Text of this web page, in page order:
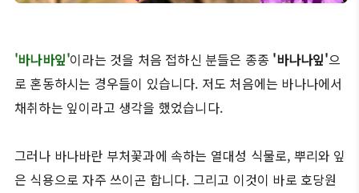
'바나바잎'이라는 것을 처음 접하신 분들은 종종 '바나나잎'으
로 혼동하시는 경우들이 있습니다. 저도 처음에는 바나나에서
채취하는 잎이라고 생각을 했었습니다.
그러나 바나바란 부처꽃과에 속하는 열대성 식물로, 뿌리와 잎
은 식용으로 자주 쓰이곤 합니다. 그리고 이것이 바로 호당원